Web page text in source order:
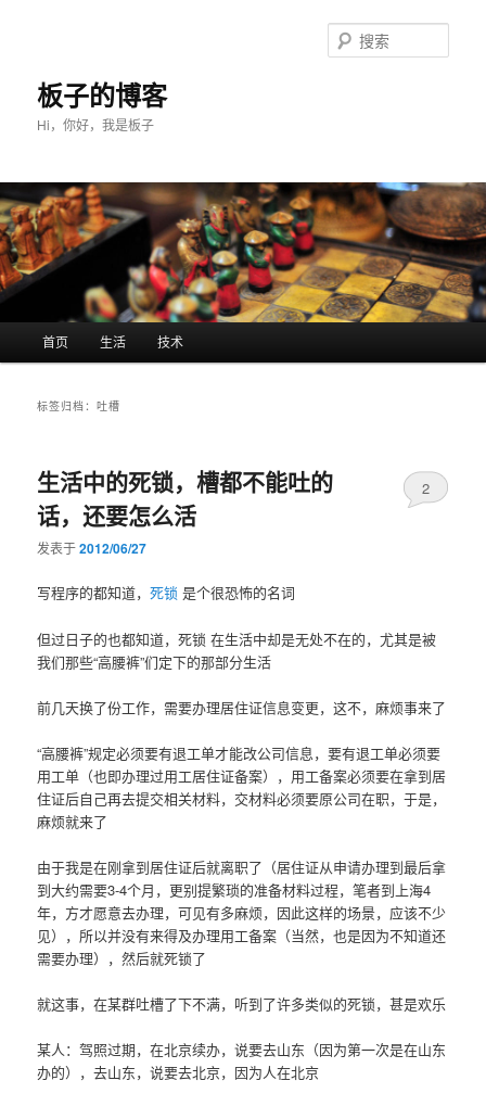
板子的博客
Hi，你好，我是板子
索
跳至主内容区域
跳至副内容区域
首页 生活 技术
标签归档：吐槽
生活中的死锁，槽都不能吐的
话，还要怎么活
发表于2012/06/27
2
写程序的都知道，死锁 是个很恐怖的名词
但过日子的也都知道，死锁 在生活中却是无处不在的，尤其是被
我们那些“高腰裤”们定下的那部分生活
前几天换了份工作，需要办理居住证信息变更，这不，麻烦事来了
“高腰裤”规定必须要有退工单才能改公司信息，要有退工单必须要
用工单（也即办理过用工居住证备案），用工备案必须要在拿到居
住证后自己再去提交相关材料，交材料必须要原公司在职，于是，
麻烦就来了
由于我是在刚拿到居住证后就离职了（居住证从申请办理到最后拿
到大约需要3-4个月，更别提繁琐的准备材料过程，笔者到上海4
年，方才愿意去办理，可见有多麻烦，因此这样的场景，应该不少
见），所以并没有来得及办理用工备案（当然，也是因为不知道还
需要办理），然后就死锁了
就这事，在某群吐槽了下不满，听到了许多类似的死锁，甚是欢乐
某人：驾照过期，在北京续办，说要去山东（因为第一次是在山东
办的），去山东，说要去北京，因为人在北京